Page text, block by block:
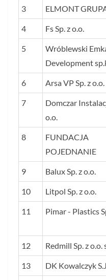
3 ELMONT
4 Fs Sp. z o.o.
5
Wróblewski
Development
6 Arsa VP Sp. z o.o.
7
Domczar
o.o.
8
FUNDACJA
POJEDNANIE
9 Balux Sp. z o.o.
10 Litpol Sp. z o.o.
11 Pimar - Plastics
12 Redmill Sp. z o.o.
13 DK Kowalczyk